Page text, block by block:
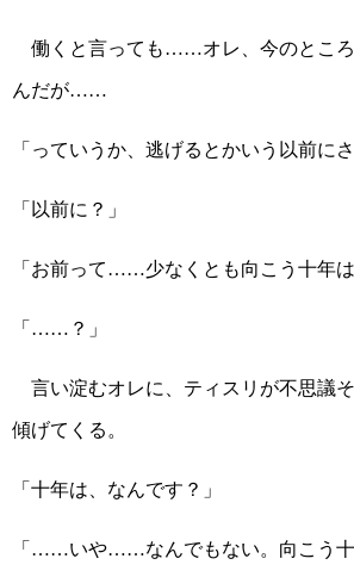
働くと言っても……オレ、今のとこ
んだが……
「っていうか、逃げるとかいう以前にさ
「以前に？」
「お前って……少なくとも向こう十年
「……？」
言い淀むオレに、ティスリが不思議
傾げてくる。
「十年は、なんです？」
「……いや……なんでもない。向こう十